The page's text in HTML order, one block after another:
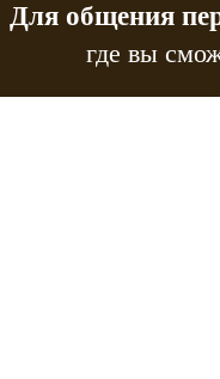
Для общения
где вы